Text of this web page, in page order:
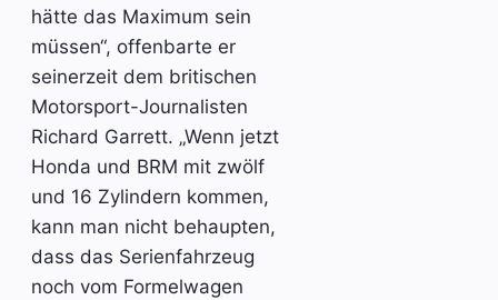
hätte das Maximum sein
müssen“, offenbarte er
seinerzeit dem britischen
Motorsport-Journalisten
Richard Garrett. „Wenn jetzt
Honda und BRM mit zwölf
und 16 Zylindern kommen,
kann man nicht behaupten,
dass das Serienfahrzeug
noch vom Formelwagen